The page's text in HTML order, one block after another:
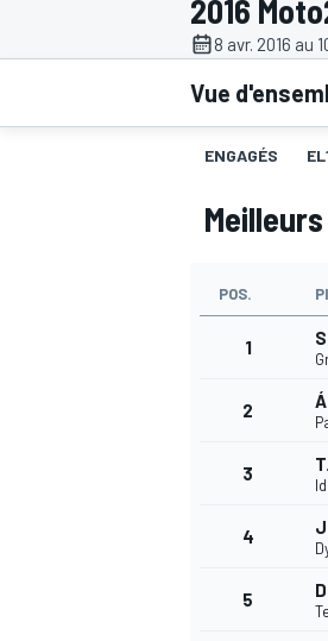
2016
8 avr. 2016 au
Vue
ENGAGÉS
POS.
1
2
3
4
5